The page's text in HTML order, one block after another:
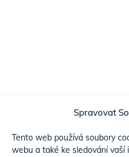
Spravovat
Tento web používá soubory
webu a také ke sledování vaší